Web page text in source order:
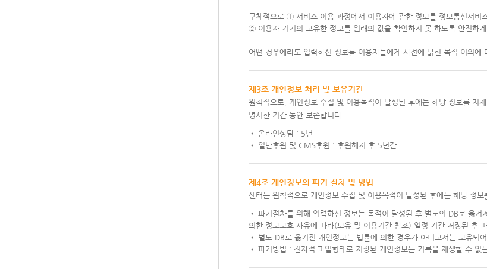
구체적으로 ① 서비스 이용 과정에서 이용자에 관한 정보를 정보통신서비
② 이용자 기기의 고유한 정보를 원래의 값을 확인하지 못 하도록 안전하
어떤 경우에라도 입력하신 정보를 이용자들에게 사전에 밝힌 목적 이외에
제3조 개인정보 처리 및 보유기간
원칙적으로, 개인정보 수집 및 이용목적이 달성된 후에는 해당 정보를 지
명시한 기간 동안 보존합니다.
• 온라인상담 : 5년
• 일반후원 및 CMS후원 : 후원해지 후 5년간
제4조 개인정보의 파기 절차 및 방법
센터는 원칙적으로 개인정보 수집 및 이용목적이 달성된 후에는 해당 정
• 파기절차를 위해 입력하신 정보는 목적이 달성된 후 별도의 DB로 옮
의한 정보보호 사유에 따라(보유 및 이용기간 참조) 일정 기간 저장된 후
• 별도 DB로 옮겨진 개인정보는 법률에 의한 경우가 아니고서는 보유되
• 파기방법 : 전자적 파일형태로 저장된 개인정보는 기록을 재생할 수 없